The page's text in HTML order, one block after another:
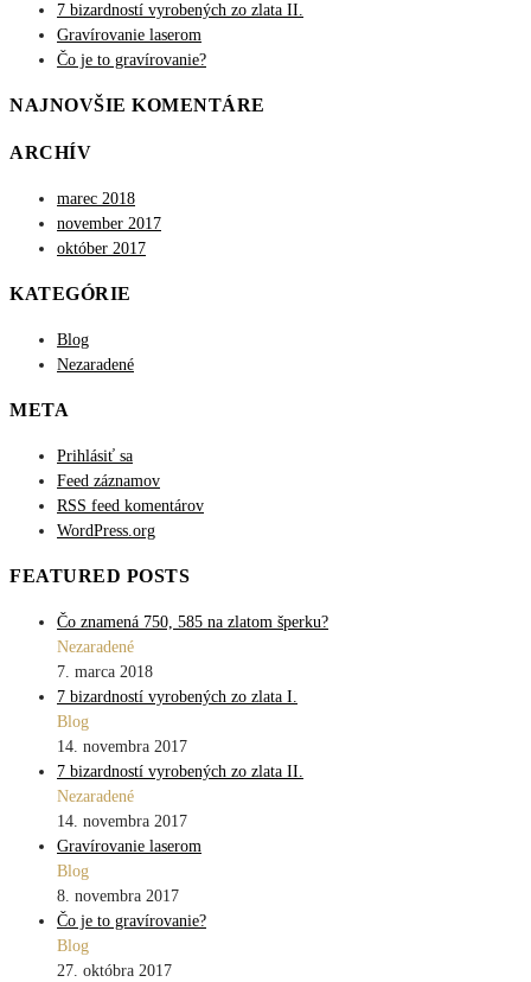
7 bizardností vyrobených zo zlata II.
Gravírovanie laserom
Čo je to gravírovanie?
NAJNOVŠIE KOMENTÁRE
ARCHÍV
marec 2018
november 2017
október 2017
KATEGÓRIE
Blog
Nezaradené
META
Prihlásiť sa
Feed záznamov
RSS feed komentárov
WordPress.org
FEATURED POSTS
Čo znamená 750, 585 na zlatom šperku?
Nezaradené
7. marca 2018
7 bizardností vyrobených zo zlata I.
Blog
14. novembra 2017
7 bizardností vyrobených zo zlata II.
Nezaradené
14. novembra 2017
Gravírovanie laserom
Blog
8. novembra 2017
Čo je to gravírovanie?
Blog
27. októbra 2017